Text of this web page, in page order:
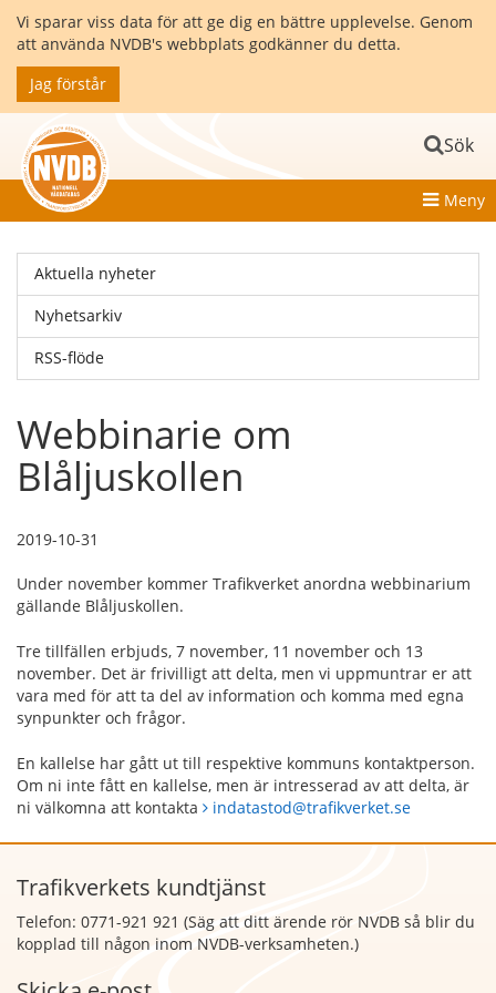
Vi sparar viss data för att ge dig en bättre upplevelse. Genom
att använda NVDB's webbplats godkänner du detta.
Jag förstår
Sök
Meny
Aktuella nyheter
Nyhetsarkiv
RSS-flöde
Webbinarie om
Blåljuskollen
2019-10-31
Under november kommer Trafikverket anordna webbinarium
gällande Blåljuskollen.
Tre tillfällen erbjuds, 7 november, 11 november och 13
november. Det är frivilligt att delta, men vi uppmuntrar er att
vara med för att ta del av information och komma med egna
synpunkter och frågor.
En kallelse har gått ut till respektive kommuns kontaktperson.
Om ni inte fått en kallelse, men är intresserad av att delta, är
ni välkomna att kontakta
indatastod@trafikverket.se
Trafikverkets kundtjänst
Telefon: 0771-921 921 (Säg att ditt ärende rör NVDB så blir du
kopplad till någon inom NVDB-verksamheten.)